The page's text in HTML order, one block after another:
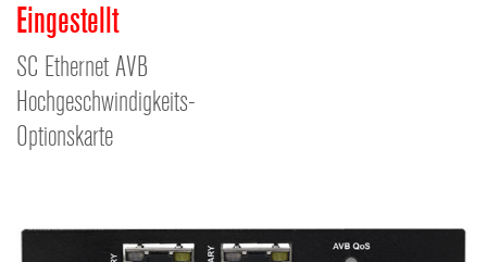
Wo zu kaufen
Schulungen
Support
Eingestellt
SC Ethernet AVB
Hochgeschwindigkeits-
Optionskarte